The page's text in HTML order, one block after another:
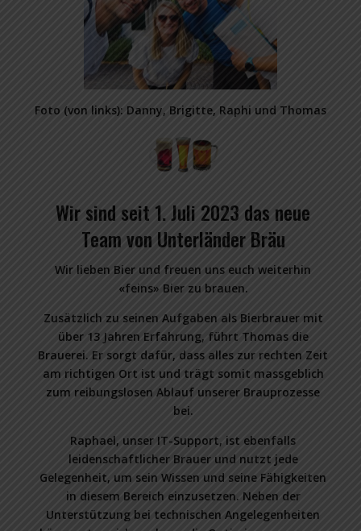
Foto (von links): Danny, Brigitte, Raphi und Thomas
Wir sind seit 1. Juli 2023 das neue
Team von Unterländer Bräu
Wir lieben Bier und freuen uns euch weiterhin
«feins» Bier zu brauen.
Zusätzlich zu seinen Aufgaben als Bierbrauer mit
über 13 Jahren Erfahrung, führt Thomas die
Brauerei. Er sorgt dafür, dass alles zur rechten Zeit
am richtigen Ort ist und trägt somit massgeblich
zum reibungslosen Ablauf unserer Brauprozesse
bei.
Raphael, unser IT-Support, ist ebenfalls
leidenschaftlicher Brauer und nutzt jede
Gelegenheit, um sein Wissen und seine Fähigkeiten
in diesem Bereich einzusetzen. Neben der
Unterstützung bei technischen Angelegenheiten